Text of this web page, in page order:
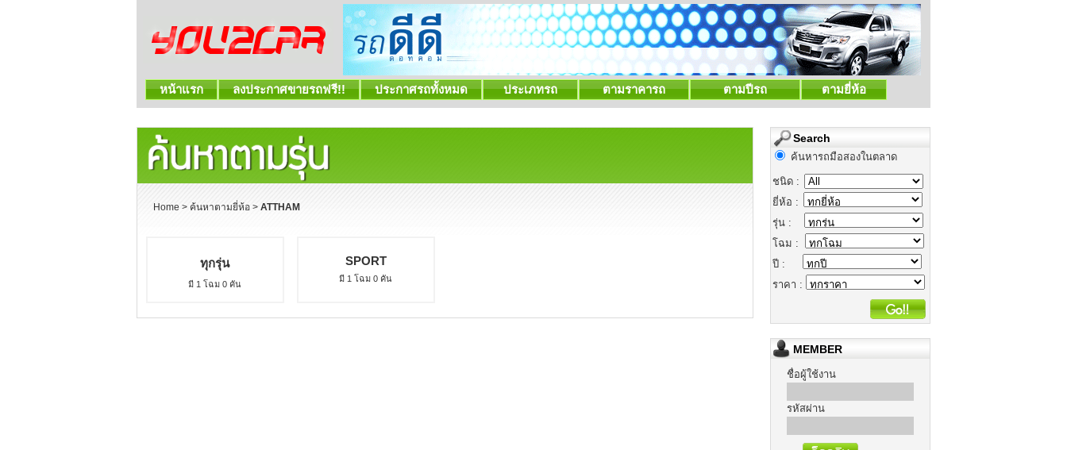
หน้าแรก ลงประกาศขายรถฟรี!! ประกาศรถทั้งหมด ประเภทรถ ตามราคารถ ตามปีรถ ตามยี่ห้อ
Home > ค้นหาตามยี่ห้อ > ATTHAM
ทุกรุ่น
มี 1 โฉม 0 คัน
SPORT
มี 1 โฉม 0 คัน
Search
ค้นหารถมือสองในตลาด
ชนิด :
ยี่ห้อ :
รุ่น :
โฉม :
ปี :
ราคา :
MEMBER
ชื่อผู้ใช้งาน
รหัสผ่าน